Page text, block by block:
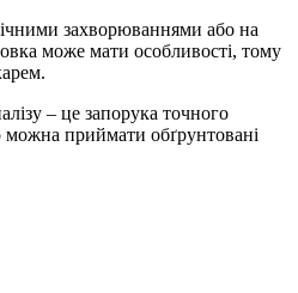
захворюваннями або на
може мати особливості, тому
– це запорука точного
можна приймати обґрунтовані